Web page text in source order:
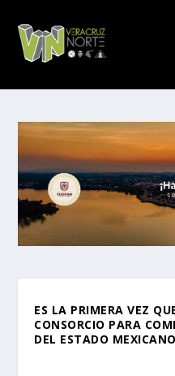
ES LA PRIMERA VEZ
CONSORCIO PARA
DEL ESTADO MEXICANO